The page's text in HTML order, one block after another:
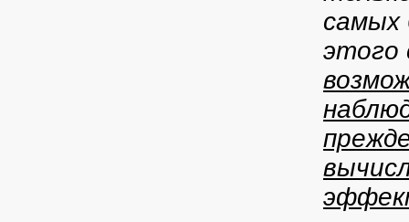
самых
этого